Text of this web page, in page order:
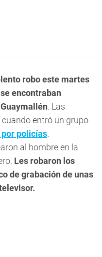
robo este martes
encontraban
. Las
entró un grupo
por policías.
al hombre en la
Les robaron los
de grabación de unas